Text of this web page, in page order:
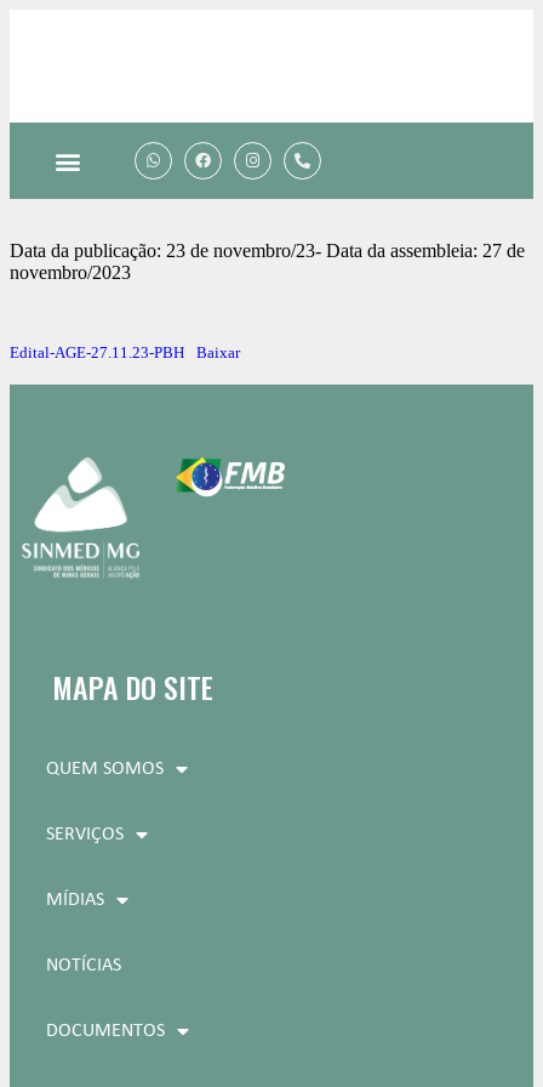
Data da publicação: 23 de novembro/23- Data da assembleia: 27 de
novembro/2023
Edital-AGE-27.11.23-PBH Baixar
MAPA DO SITE
QUEM SOMOS
SERVIÇOS
MÍDIAS
NOTÍCIAS
DOCUMENTOS